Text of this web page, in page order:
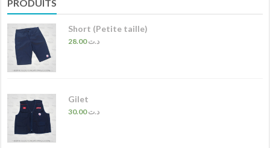
PRODUITS
Short (Petite taille)
28.00د.ت
Gilet
30.00د.ت